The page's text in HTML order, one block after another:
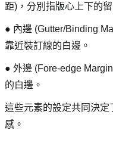
距)，分別指版心上下的留
● 內邊 (Gutter/Binding
靠近裝訂線的白邊。
● 外邊 (Fore-edge
的白邊。
這些元素的設定共同決
感。